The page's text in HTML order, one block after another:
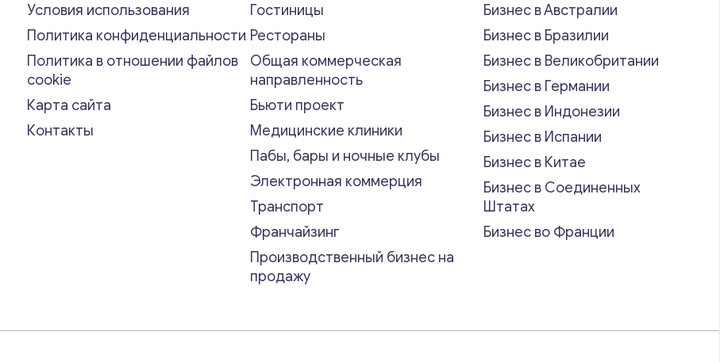
Условия использования
Политика конфиденциальности
Политика в отношении файлов
cookie
Карта сайта
Контакты
Гостиницы
Рестораны
Общая коммерческая
направленность
Бьюти проект
Медицинские клиники
Пабы, бары и ночные клубы
Электронная коммерция
Транспорт
Франчайзинг
Производственный бизнес на
продажу
Бизнес в Австралии
Бизнес в Бразилии
Бизнес в Великобритании
Бизнес в Германии
Бизнес в Индонезии
Бизнес в Испании
Бизнес в Китае
Бизнес в Соединенных
Штатах
Бизнес во Франции